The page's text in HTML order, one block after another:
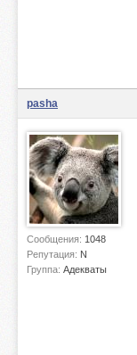
pasha
Сообщения: 1048
Репутация: N
Группа: Адекваты